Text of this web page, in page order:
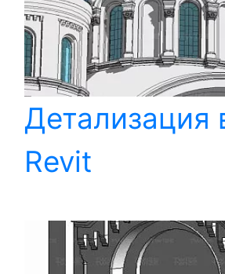
Детализация
Revit